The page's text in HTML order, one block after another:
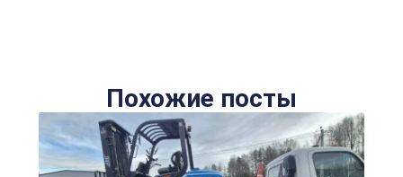
Похожие посты